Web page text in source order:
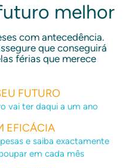
melhor
com antecedência.
que conseguirá
férias que merece
FUTURO
vai ter daqui a um ano
EFICÁCIA
e saiba exactamente
em cada mês